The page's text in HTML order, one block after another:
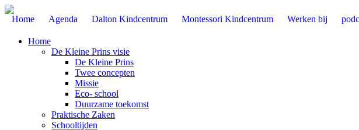
Home Agenda Dalton Kindcentrum Montessori Kindcentrum Werken bij
Home
De Kleine Prins visie
De Kleine Prins
Twee concepten
Missie
Eco- school
Duurzame toekomst
Praktische Zaken
Schooltijden